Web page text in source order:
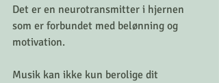
Det er en neurotransmitter i hjernen
som er forbundet med belønning og
motivation.
Musik kan ikke kun berolige dit